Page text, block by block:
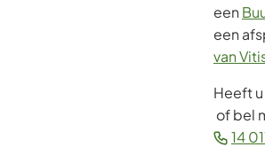
een
een
van
Heeft
of bel
14